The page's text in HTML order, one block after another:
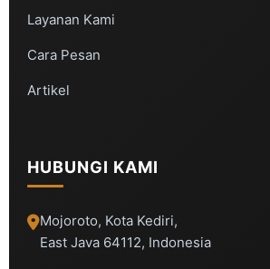
Layanan Kami
Cara Pesan
Artikel
HUBUNGI KAMI
Mojoroto, Kota Kediri,
East Java 64112, Indonesia